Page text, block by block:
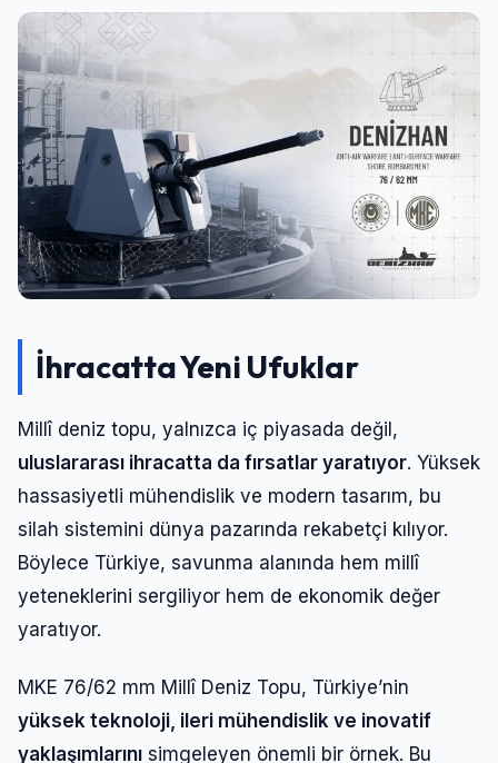
İhracatta Yeni Ufuklar
Millî deniz topu, yalnızca iç piyasada değil,
uluslararası ihracatta da fırsatlar yaratıyor. Yüksek
hassasiyetli mühendislik ve modern tasarım, bu
silah sistemini dünya pazarında rekabetçi kılıyor.
Böylece Türkiye, savunma alanında hem millî
yeteneklerini sergiliyor hem de ekonomik değer
yaratıyor.
MKE 76/62 mm Millî Deniz Topu, Türkiye’nin
yüksek teknoloji, ileri mühendislik ve inovatif
yaklaşımlarını simgeleyen önemli bir örnek. Bu
Giriş Yap
Kullanıcı Adı veya E-posta